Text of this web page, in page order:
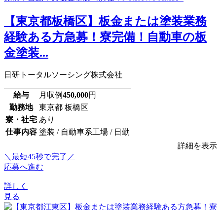
【東京都板橋区】板金または塗装業務
経験ある方急募！寮完備！自動車の板
金塗装...
日研トータルソーシング株式会社
給与 月収例450,000円
勤務地
東京都 板橋区
寮・社宅 あり
仕事内容 塗装 / 自動車系工場 / 日勤
詳細を表示
＼最短45秒で完了／
応募へ進む
詳しく
見る